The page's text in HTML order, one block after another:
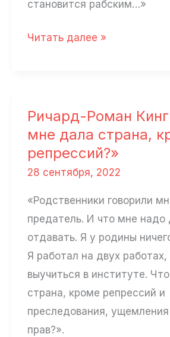
становится рабским…»
Геннадий
денацификация»
Читать далее »
Ричард-Роман
мне дала страна,
репрессий?»
28 сентября, 2022
«Родственники говорили
предатель. И что мне надо
отдавать. Я у родины
Я работал на двух работах,
выучиться в институте.
страна, кроме репрессий и
преследования,
прав?».